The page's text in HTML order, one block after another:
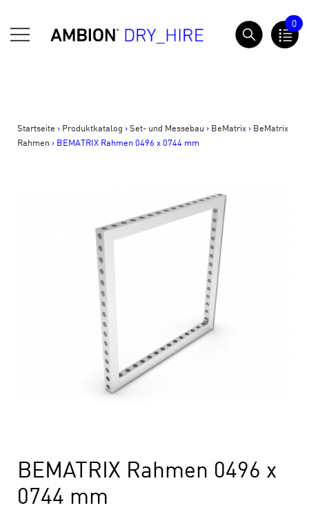
zum
Inhalt
AMBION Dry Hire
0
Startseite > Produktkatalog >Set- und Messebau > BeMatrix > BeMatrix
Rahmen > BEMATRIX Rahmen 0496 x 0744 mm
BEMATRIX Rahmen 0496 x
0744 mm